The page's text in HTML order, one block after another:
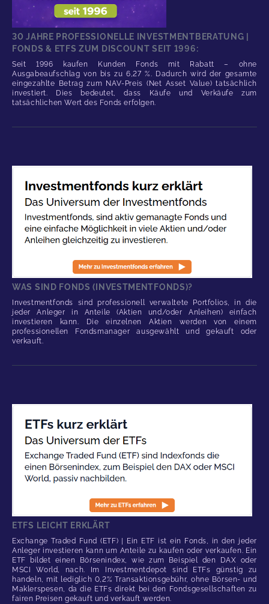
30 JAHRE PROFESSIONELLE INVESTMENTBERATUNG |
FONDS & ETFS ZUM DISCOUNT SEIT 1996:
Seit 1996 kaufen Kunden Fonds mit Rabatt – ohne
Ausgabeaufschlag von bis zu 6,27 %. Dadurch wird der gesamte
eingezahlte Betrag zum NAV-Preis (Net Asset Value) tatsächlich
investiert. Dies bedeutet, dass Käufe und Verkäufe zum
tatsächlichen Wert des Fonds erfolgen.
WAS SIND FONDS (INVESTMENTFONDS)?
Investmentfonds sind professionell verwaltete Portfolios, in die
jeder Anleger in Anteile (Aktien und/oder Anleihen) einfach
investieren kann. Die einzelnen Aktien werden von einem
professionellen Fondsmanager ausgewählt und gekauft oder
verkauft.
ETFS LEICHT ERKLÄRT
Exchange Traded Fund (ETF) | Ein ETF ist ein Fonds, in den jeder
Anleger investieren kann um Anteile zu kaufen oder verkaufen. Ein
ETF bildet einen Börsenindex, wie zum Beispiel den DAX oder
MSCI World, nach. Im Investmentdepot sind ETFs günstig zu
handeln, mit lediglich 0,2% Transaktionsgebühr, ohne Börsen- und
Maklerspesen, da die ETFs direkt bei den Fondsgesellschaften zu
fairen Preisen gekauft und verkauft werden.